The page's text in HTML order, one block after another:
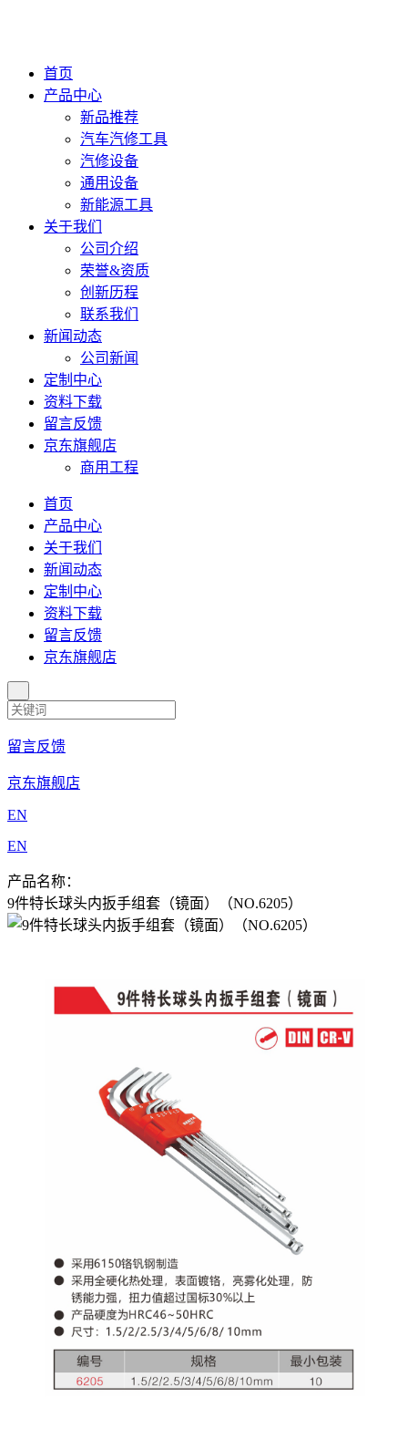
首页
产品中心
新品推荐
汽车汽修工具
汽修设备
通用设备
新能源工具
关于我们
公司介绍
荣誉&资质
创新历程
联系我们
新闻动态
公司新闻
定制中心
资料下载
留言反馈
京东旗舰店
商用工程
首页
产品中心
关于我们
新闻动态
定制中心
资料下载
留言反馈
京东旗舰店
留言反馈
京东旗舰店
EN
EN
产品名称：
9件特长球头内扳手组套（镜面）（NO.6205）